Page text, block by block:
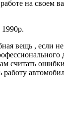
на своем
вещь , если
считать
работу